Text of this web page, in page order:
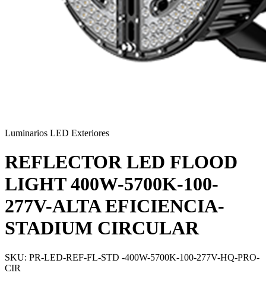
Luminarios LED Exteriores
REFLECTOR LED FLOOD
LIGHT 400W-5700K-100-
277V-ALTA EFICIENCIA-
STADIUM CIRCULAR
SKU: PR-LED-REF-FL-STD -400W-5700K-100-277V-HQ-PRO-
CIR